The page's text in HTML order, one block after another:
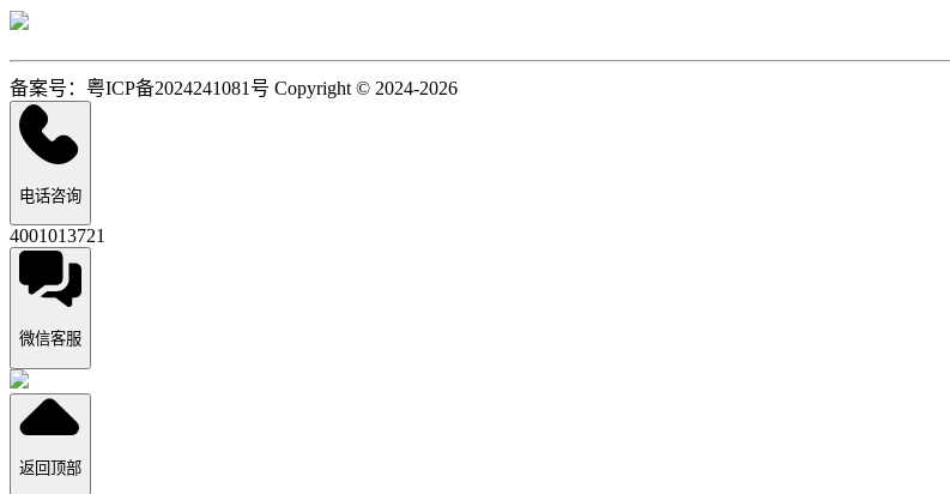
备案号：粤ICP备2024241081号 Copyright © 2024-2026
电话咨询
4001013721
微信客服
返回顶部